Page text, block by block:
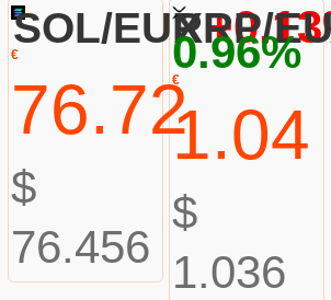
SOL/EUR
€
76.72
$
76.456
XRP/
0.96%
€
1.04
$
1.036